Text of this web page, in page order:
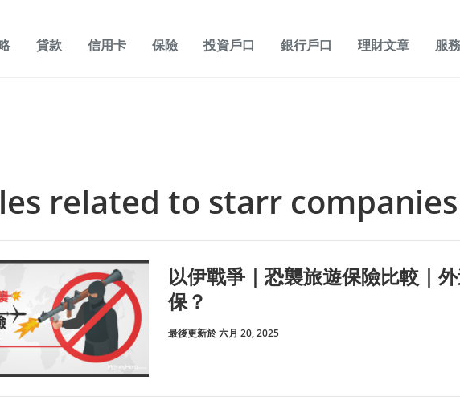
貸款 信用卡 保險 投資戶口 銀行戶口 理財文章 服
related to starr companies
以伊戰爭｜恐襲旅遊保險比較｜
保？
最後更新於 六月 20, 2025